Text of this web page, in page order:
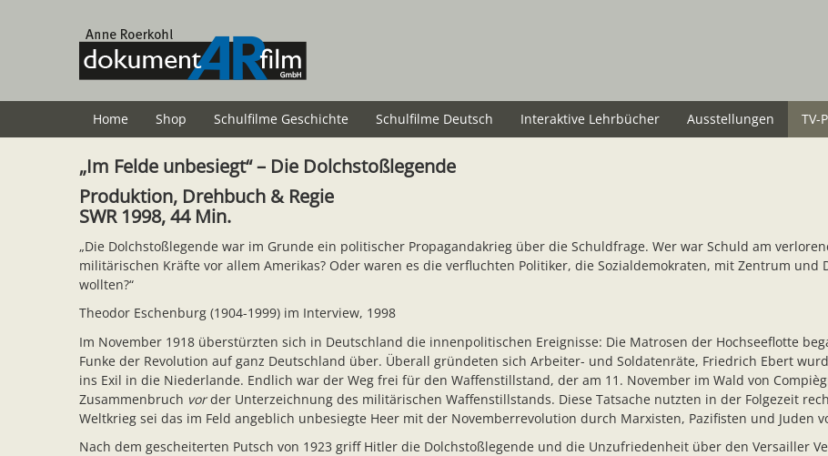
Home Shop Schulfilme Geschichte Schulfilme Deutsch Interaktive Lehrbücher Ausstellungen TV-
„Im Felde unbesiegt“ – Die Dolchstoßlegende
Produktion, Drehbuch & Regie
SWR 1998, 44 Min.
„Die Dolchstoßlegende war im Grunde ein politischer Propagandakrieg über die Schuldfrage. Wer war Schuld am
militärischen Kräfte vor allem Amerikas? Oder waren es die verfluchten Politiker, die Sozialdemokraten, mit Zentrum und
wollten?“
Theodor Eschenburg (1904-1999) im Interview, 1998
Im November 1918 überstürzten sich in Deutschland die innenpolitischen Ereignisse: Die Matrosen der Hochseeflotte
Funke der Revolution auf ganz Deutschland über. Überall gründeten sich Arbeiter- und Soldatenräte, Friedrich Ebert
ins Exil in die Niederlande. Endlich war der Weg frei für den Waffenstillstand, der am 11. November im Wald von
Zusammenbruch vorder Unterzeichnung des militärischen Waffenstillstands. Diese Tatsache nutzten in der Folgezeit
Weltkrieg sei das im Feld angeblich unbesiegte Heer mit der Novemberrevolution durch Marxisten, Pazifisten und Juden
Nach dem gescheiterten Putsch von 1923 griff Hitler die Dolchstoßlegende und die Unzufriedenheit über den Versailler